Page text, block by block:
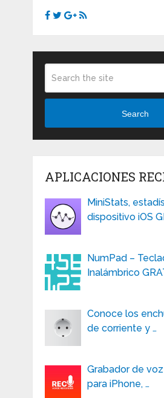
Search
APLICACIONES
MiniStats,
dispositivo iOS
NumPad –
Inalámbrico
Conoce los
de corriente y …
Grabador de
para iPhone, …